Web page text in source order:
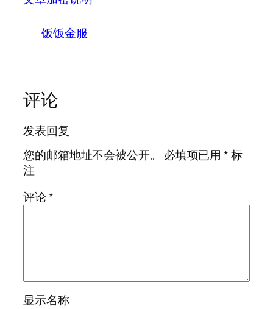
饭饭金服
评论
发表回复
您的邮箱地址不会被公开。
必填项已用*标
注
评论*
显示名称